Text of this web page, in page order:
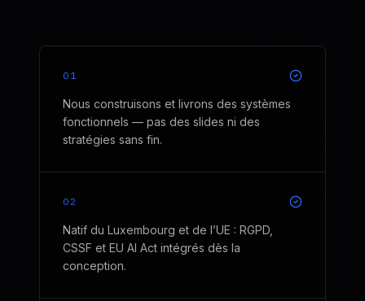
01
Nous construisons et livrons des systèmes
fonctionnels — pas des slides ni des
stratégies sans fin.
02
Natif du Luxembourg et de l’UE : RGPD,
CSSF et EU AI Act intégrés dès la
conception.